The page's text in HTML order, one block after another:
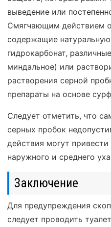
выведение или
Смягчающим действием
содержащие
гидрокарбонат,
миндальное) или
растворения серной
препараты на основе
Следует отметить, что
серных пробок
действия могут
наружного и среднего
Заключение
Для предупреждения
следует проводить